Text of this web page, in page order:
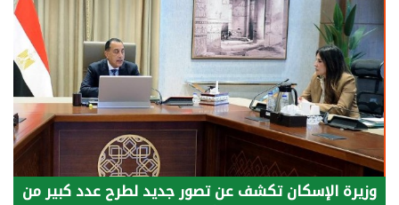
وزيرة الإسكان تكشف عن تصور جديد لطرح عدد كبير من